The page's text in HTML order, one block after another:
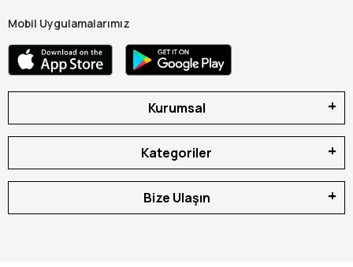
Mobil Uygulamalarımız
Kurumsal
Kategoriler
Bize Ulaşın